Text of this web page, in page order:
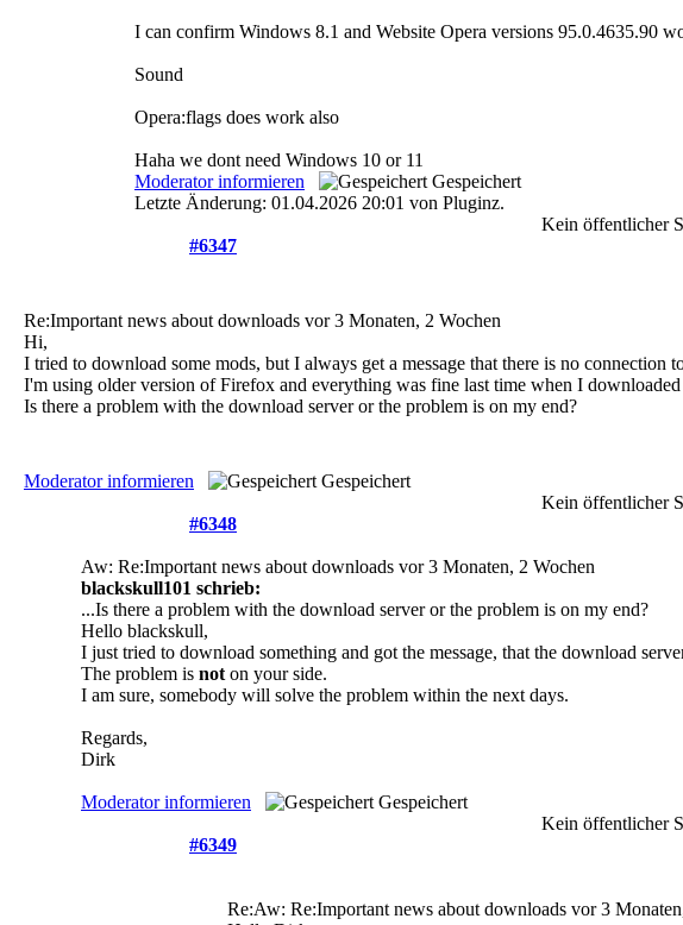
I can confirm Windows 8.1 and Website Opera versions 95.0.4635.90
Sound
Opera:flags does work also
Haha we dont need Windows 10 or 11
Moderator informieren
Gespeichert
Letzte Änderung: 01.04.2026 20:01 von Pluginz.
Kein öffentlicher
#6347
Re:Important news about downloads vor 3 Monaten, 2 Wochen
Hi,
I tried to download some mods, but I always get a message that there is no connection
I'm using older version of Firefox and everything was fine last time when I
Is there a problem with the download server or the problem is on my end?
Moderator informieren
Gespeichert
Kein öffentlicher
#6348
Aw: Re:Important news about downloads vor 3 Monaten, 2 Wochen
blackskull101 schrieb:
...Is there a problem with the download server or the problem is on my end?
Hello blackskull,
I just tried to download something and got the message, that the download
The problem is not on your side.
I am sure, somebody will solve the problem within the next days.
Regards,
Dirk
Moderator informieren
Gespeichert
Kein öffentlicher
#6349
Re:Aw: Re:Important news about downloads vor 3